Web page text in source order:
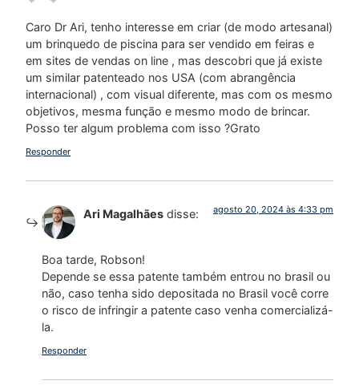
Caro Dr Ari, tenho interesse em criar (de modo artesanal)
um brinquedo de piscina para ser vendido em feiras e
em sites de vendas on line , mas descobri que já existe
um similar patenteado nos USA (com abrangência
internacional) , com visual diferente, mas com os mesmo
objetivos, mesma função e mesmo modo de brincar.
Posso ter algum problema com isso ?Grato
Responder
Ari Magalhães disse: agosto 20, 2024 às 4:33 pm
Boa tarde, Robson!
Depende se essa patente também entrou no brasil ou
não, caso tenha sido depositada no Brasil você corre
o risco de infringir a patente caso venha comercializá-
la.
Responder